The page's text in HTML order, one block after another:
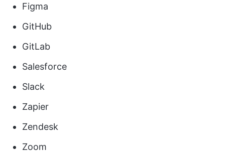
Figma
GitHub
GitLab
Salesforce
Slack
Zapier
Zendesk
Zoom